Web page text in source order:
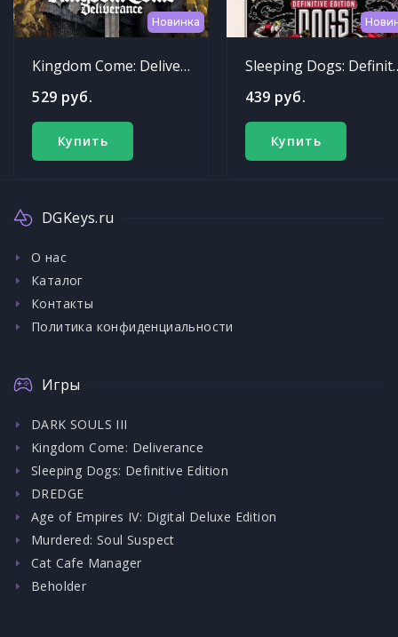
Новинка
Kingdom Come: Deliverance
529 руб.
Купить
Sleeping
439 руб.
Купить
DGKeys.ru
О нас
Каталог
Контакты
Политика конфиденциальности
Игры
DARK SOULS III
Kingdom Come: Deliverance
Sleeping Dogs: Definitive Edition
DREDGE
Age of Empires IV: Digital Deluxe Edition
Murdered: Soul Suspect
Cat Cafe Manager
Beholder